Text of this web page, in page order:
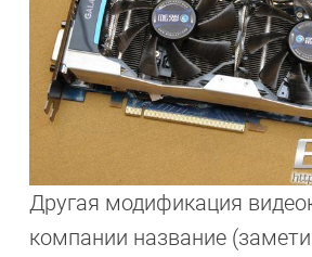
Другая модификация
компании название